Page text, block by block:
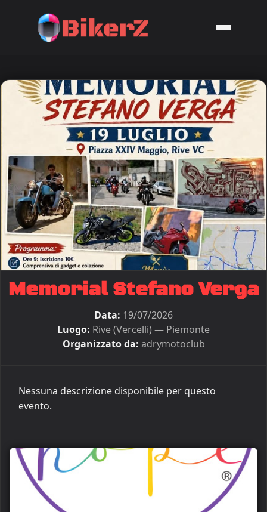
Memorial Stefano Verga
Data: 19/07/2026
Luogo: Rive (Vercelli) — Piemonte
Organizzato da: adrymotoclub
Nessuna descrizione disponibile per questo
evento.